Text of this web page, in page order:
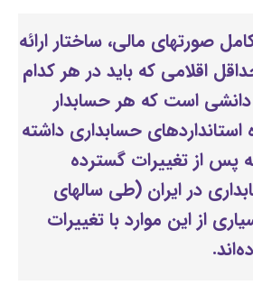
صورتهای مالی، ساختار ارائه
اقلامی که باید در هر کدام
است که هر حسابدار
استانداردهای حسابداری داشته
پس از تغییرات گسترده
در ایران (طی سالهای
بسیاری از این موارد با تغییرات